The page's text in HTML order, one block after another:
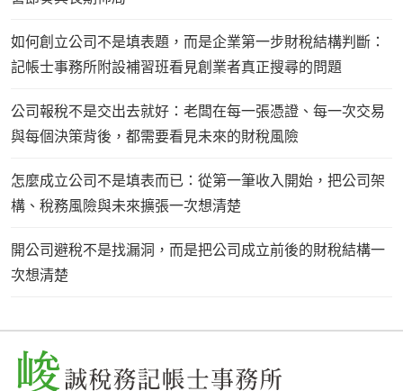
如何創立公司不是填表題，而是企業第一步財稅結構判斷：
記帳士事務所附設補習班看見創業者真正搜尋的問題
公司報稅不是交出去就好：老闆在每一張憑證、每一次交易
與每個決策背後，都需要看見未來的財稅風險
怎麼成立公司不是填表而已：從第一筆收入開始，把公司架
構、稅務風險與未來擴張一次想清楚
開公司避稅不是找漏洞，而是把公司成立前後的財稅結構一
次想清楚